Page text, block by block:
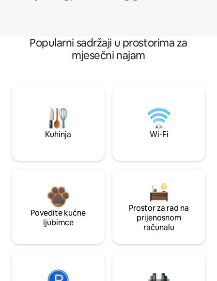
Popularni sadržaji u prostorima za
mjesečni najam
Kuhinja Wi-Fi
Povedite kućne
ljubimce
Prostor za rad na
prijenosnom
računalu